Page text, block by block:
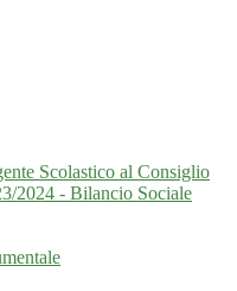
Scolastico al Consiglio
2024 - Bilancio Sociale